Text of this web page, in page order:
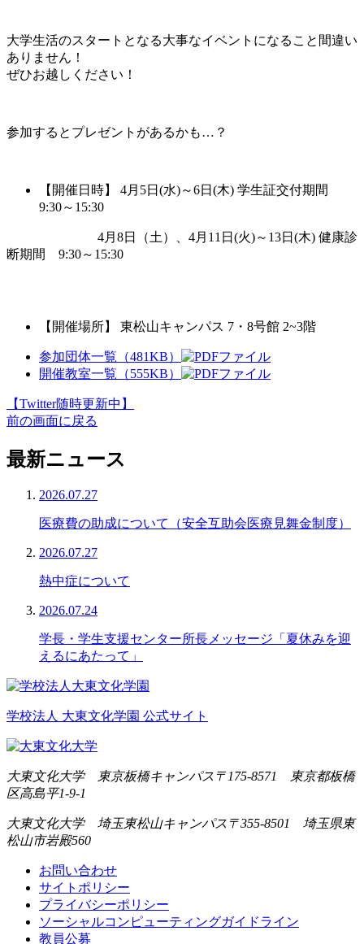
大学生活のスタートとなる大事なイベントになること間違い
ありません！
ぜひお越しください！
参加するとプレゼントがあるかも…？
【開催日時】 4月5日(水)～6日(木) 学生証交付期間
9:30～15:30
4月8日（土）、4月11日(火)～13日(木) 健康診
断期間 9:30～15:30
【開催場所】 東松山キャンパス 7・8号館 2~3階
参加団体一覧（481KB）
開催教室一覧（555KB）
【Twitter随時更新中】
前の画面に戻る
最新ニュース
2026.07.27
医療費の助成について（安全互助会医療見舞金制度）
2026.07.27
熱中症について
2026.07.24
学長・学生支援センター所長メッセージ「夏休みを迎
えるにあたって」
学校法人 大東文化学園 公式サイト
大東文化大学 東京板橋キャンパス 〒175-8571 東京都板橋
区高島平1-9-1
大東文化大学 埼玉東松山キャンパス 〒355-8501 埼玉県東
松山市岩殿560
お問い合わせ
サイトポリシー
プライバシーポリシー
ソーシャルコンピューティングガイドライン
教員公募